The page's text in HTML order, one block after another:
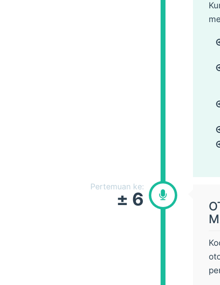
Pertemuan ke:
± 6